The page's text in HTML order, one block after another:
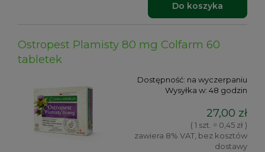
Do koszyka
Ostropest Plamisty 80 mg Colfarm 60
tabletek
Dostępność: na wyczerpaniu
Wysyłka w: 48 godzin
27,00 zł
( 1 szt. = 0,45 zł )
zawiera 8% VAT, bez kosztów
dostawy